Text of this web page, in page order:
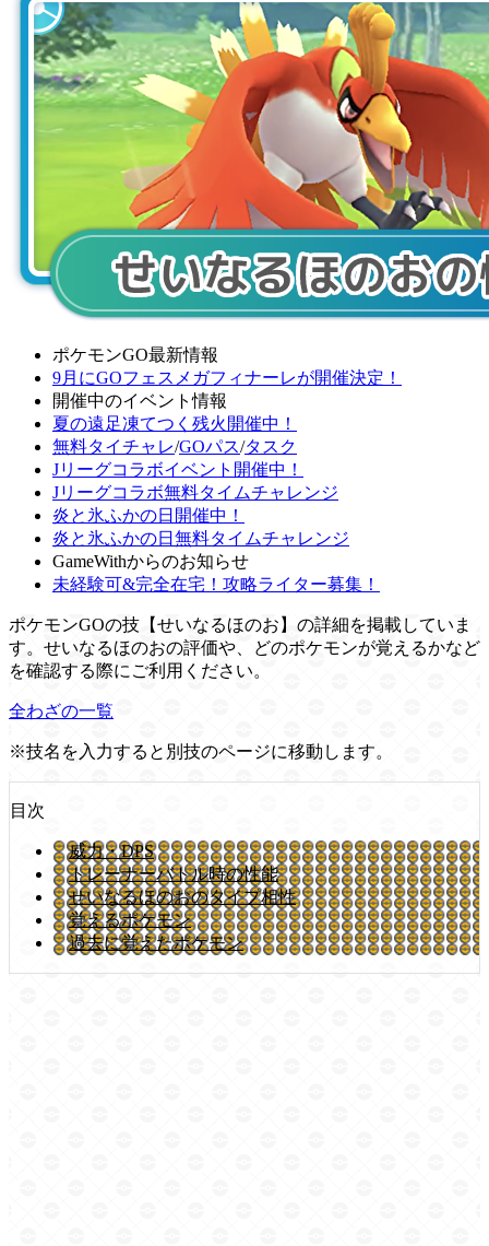
ポケモンGO最新情報
9月にGOフェスメガフィナーレが開催決定！
開催中のイベント情報
夏の遠足凍てつく残火開催中！
無料タイチャレ/GOパス/タスク
Jリーグコラボイベント開催中！
Jリーグコラボ無料タイムチャレンジ
炎と氷ふかの日開催中！
炎と氷ふかの日無料タイムチャレンジ
GameWithからのお知らせ
未経験可&完全在宅！攻略ライター募集！
ポケモンGOの技【せいなるほのお】の詳細を掲載していま
す。せいなるほのおの評価や、どのポケモンが覚えるかなど
を確認する際にご利用ください。
全わざの一覧
※技名を入力すると別技のページに移動します。
目次
威力・DPS
トレーナーバトル時の性能
せいなるほのおのタイプ相性
覚えるポケモン
過去に覚えたポケモン